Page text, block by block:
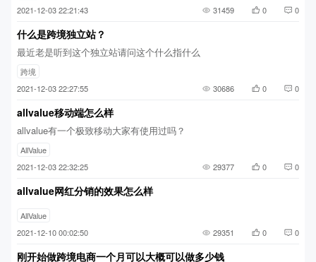
2021-12-03 22:21:43
31459 0 0
什么是跨境独立站？
最近老是听到这个独立站请问这个什么指什么
跨境
2021-12-03 22:27:55
30686 0 0
allvalue移动端怎么样
allvalue有一个极致移动大家有使用过吗？
AllValue
2021-12-03 22:32:25
29377 0 0
allvalue网红分销的效果怎么样
AllValue
2021-12-10 00:02:50
29351 0 0
刚开始做跨境电商一个月可以大概可以做多少钱